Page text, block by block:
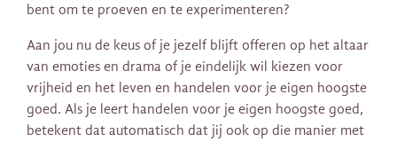
bent om te proeven en te experimenteren?
Aan jou nu de keus of je jezelf blijft offeren op het altaar
van emoties en drama of je eindelijk wil kiezen voor
vrijheid en het leven en handelen voor je eigen hoogste
goed. Als je leert handelen voor je eigen hoogste goed,
betekent dat automatisch dat jij ook op die manier met